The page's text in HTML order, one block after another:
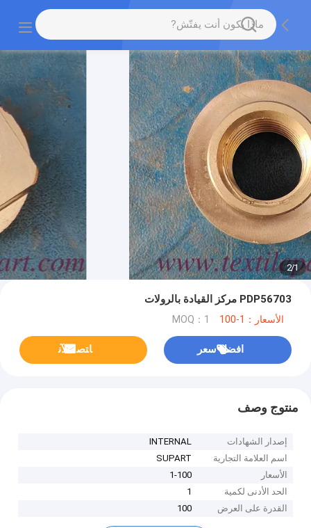
1
/
2
PDP56703 مركز القيادة بالرولات
الأسعار：1-100 MOQ：1
افضل سعر ﺎﺘﺼﻟ ﺍﻶﻧ
منتوج وصف
إصدار الشهادات
INTERNAL
اسم العلامة التجارية
SUPART
الأسعار
1-100
الحد الأدنى لكمية
1
القدرة على العرض
100